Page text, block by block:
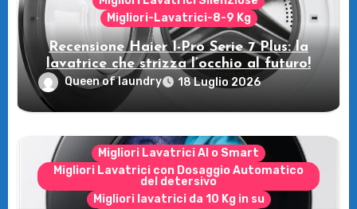
Migliori-Lavatrici-8-9 Kg
Recensione Haier I-Pro Serie 7 Plus: la
lavatrice che strizza l’occhio al futuro!
Queen of laundry 18 Luglio 2026
Migliori Lavatrici AI o Smart
Migliori Lavatrici con Dosaggio Automatico
del detersivo
Migliori lavatrici da 10 Kg in su